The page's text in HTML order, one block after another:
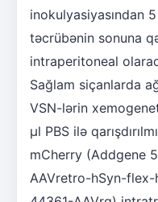
inokulyasiyasından
təcrübənin sonuna
intraperitoneal
Sağlam siçanlarda
VSN-lərin
μl PBS ilə
mCherry (Addgene
AAVretro-hSyn-